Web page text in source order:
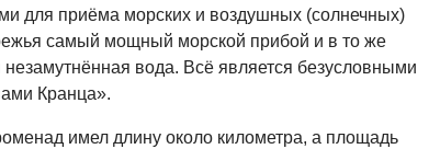
для приёма морских и воздушных (солнечных)
самый мощный морской прибой и в то же
незамутнённая вода. Всё является безусловными
Кранца».
имел длину около километра, а площадь